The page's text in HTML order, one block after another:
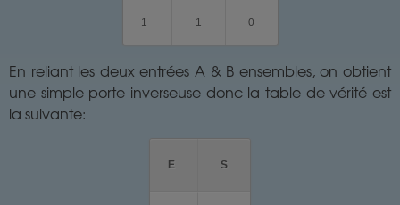
1 1 0
En reliant les deux entrées A & B ensembles, on obtient
une simple porte inverseuse donc la table de vérité est
la suivante:
E S